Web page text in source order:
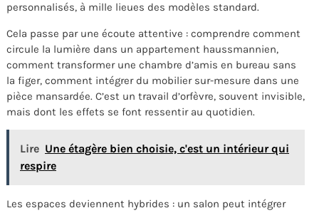
personnalisés, à mille lieues des modèles standard.
Cela passe par une écoute attentive : comprendre comment
circule la lumière dans un appartement haussmannien,
comment transformer une chambre d’amis en bureau sans
la figer, comment intégrer du mobilier sur-mesure dans une
pièce mansardée. C’est un travail d’orfèvre, souvent invisible,
mais dont les effets se font ressentir au quotidien.
Lire Une étagère bien choisie, c'est un intérieur qui
respire
Les espaces deviennent hybrides : un salon peut intégrer